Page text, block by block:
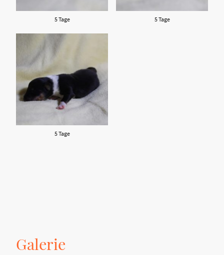
5 Tage 5 Tage
5 Tage
Galerie